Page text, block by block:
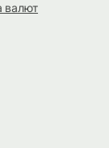
валют